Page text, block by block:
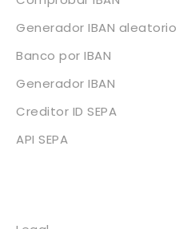
Generador IBAN aleatorio
Banco por IBAN
Generador IBAN
Creditor ID SEPA
API SEPA